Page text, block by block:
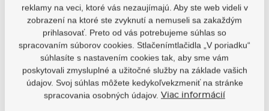
Mikina Joma
Crew V
Pánska mikina
Joma spája...
Skladom
41,32 €
Triko CCM
Heritage SR
Pánske tričko CCM
Heritage – štýl a...
Skladom
35,95 €
32,36 €
Tréninkový
set
Sherwood
Ideálna sada pre
tréningové...
Skladom
23,97 €
16,78 €
reklamy na veci, ktoré vás nezaujímajú. Aby ste web videli v
zobrazení na ktoré ste zvyknutí a nemuseli sa zakaždým
prihlasovať. Preto od vás potrebujeme súhlas so
spracovaním súborov cookies. Stlačenímtlačidla „V poriadku“
súhlasíte s nastavením cookies tak, aby sme vám
poskytovali zmysluplné a užitočné služby na základe vašich
údajov. Svoj súhlas môžete kedykoľvekzmeniť na stránke
spracovania osobných údajov. Viac informácií